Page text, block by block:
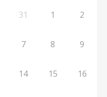
31 1 2
7 8 9
14 15 16